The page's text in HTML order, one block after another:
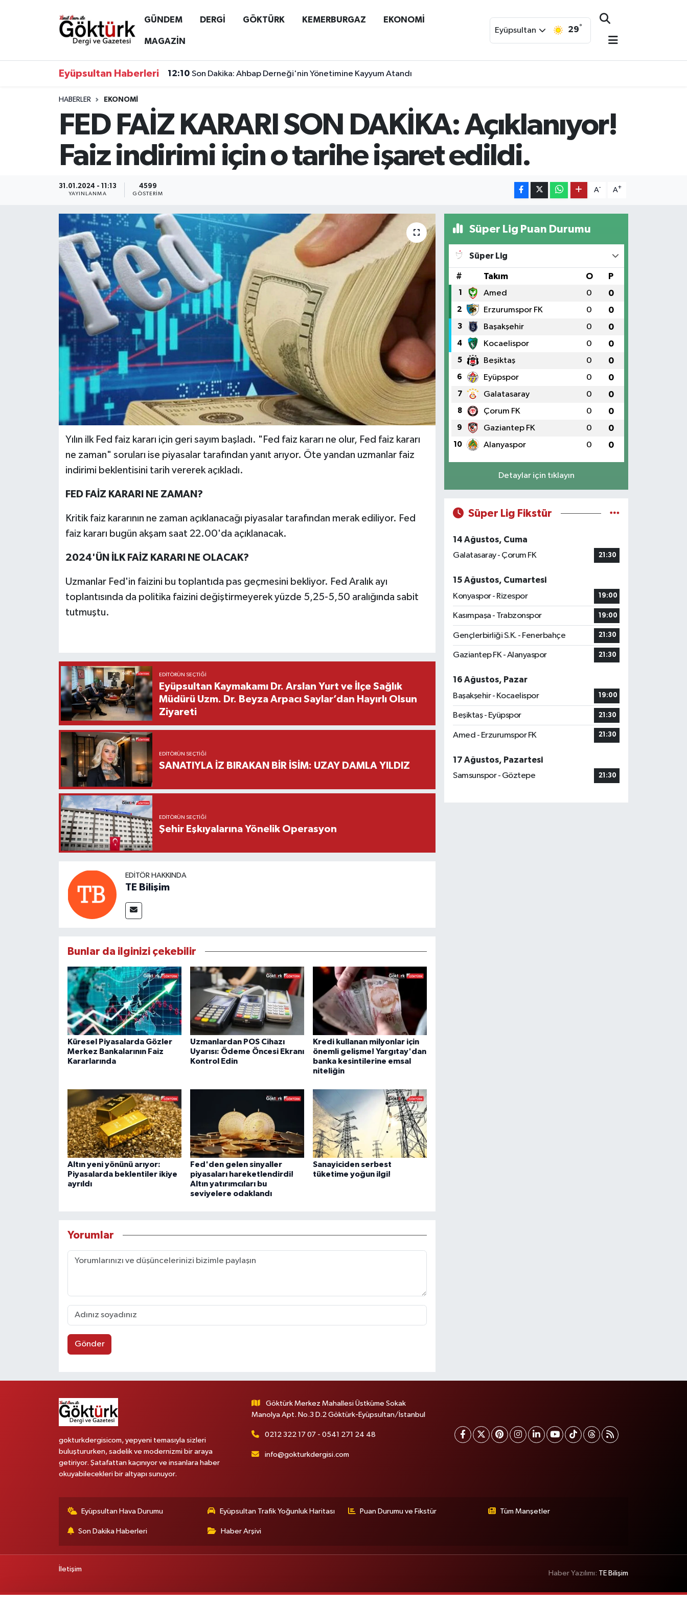
GÜNDEM DERGİ GÖKTÜRK KEMERBURGAZ EKONOMİ
MAGAZİN
Eyüpsultan 29°
Eyüpsultan Haberleri 12:10 Son Dakika: Ahbap Derneği'nin Yönetimine Kayyum Atandı
HABERLER EKONOMİ
FED FAİZ KARARI SON DAKİKA: Açıklanıyor!
Faiz indirimi için o tarihe işaret edildi.
31.01.2024 - 11:13
YAYINLANMA
4599
GÖSTERIM
A- A+
Yılın ilk Fed faiz kararı için geri sayım başladı. "Fed faiz kararı ne olur, Fed faiz kararı
ne zaman" soruları ise piyasalar tarafından yanıt arıyor. Öte yandan uzmanlar faiz
indirimi beklentisini tarih vererek açıkladı.
FED FAİZ KARARI NE ZAMAN?
Kritik faiz kararının ne zaman açıklanacağı piyasalar tarafından merak ediliyor. Fed
faiz kararı bugün akşam saat 22.00'da açıklanacak.
2024'ÜN İLK FAİZ KARARI NE OLACAK?
Uzmanlar Fed'in faizini bu toplantıda pas geçmesini bekliyor. Fed Aralık ayı
toplantısında da politika faizini değiştirmeyerek yüzde 5,25-5,50 aralığında sabit
tutmuştu.
EDITÖRÜN SEÇTIĞI
Eyüpsultan Kaymakamı Dr. Arslan Yurt ve İlçe Sağlık
Müdürü Uzm. Dr. Beyza Arpacı Saylar’dan Hayırlı Olsun
Ziyareti
EDITÖRÜN SEÇTIĞI
SANATIYLA İZ BIRAKAN BİR İSİM: UZAY DAMLA YILDIZ
EDITÖRÜN SEÇTIĞI
Şehir Eşkıyalarına Yönelik Operasyon
EDITÖR HAKKINDA
TE Bilişim
Bunlar da ilginizi çekebilir
Küresel Piyasalarda Gözler
Merkez Bankalarının Faiz
Kararlarında
Uzmanlardan POS Cihazı
Uyarısı: Ödeme Öncesi Ekranı
Kontrol Edin
Kredi kullanan milyonlar için
önemli gelişme! Yargıtay'dan
banka kesintilerine emsal
niteliğin
Altın yeni yönünü arıyor:
Piyasalarda beklentiler ikiye
ayrıldı
Fed'den gelen sinyaller
piyasaları hareketlendirdi!
Altın yatırımcıları bu
seviyelere odaklandı
Sanayiciden serbest
tüketime yoğun ilgi!
Yorumlar
Gönder
Süper Lig Puan Durumu
Süper Lig
# Takım O P
1 Amed 0 0
2 Erzurumspor FK 0 0
3 Başakşehir 0 0
4 Kocaelispor 0 0
5 Beşiktaş 0 0
6 Eyüpspor 0 0
7 Galatasaray 0 0
8 Çorum FK 0 0
9 Gaziantep FK 0 0
10 Alanyaspor 0 0
Detaylar için tıklayın
Süper Lig Fikstür
14 Ağustos, Cuma
Galatasaray - Çorum FK
21:30
15 Ağustos, Cumartesi
Konyaspor - Rizespor
19:00
Kasımpaşa - Trabzonspor 19:00
Gençlerbirliği S.K. - Fenerbahçe 21:30
Gaziantep FK - Alanyaspor 21:30
16 Ağustos, Pazar
Başakşehir - Kocaelispor
19:00
Beşiktaş - Eyüpspor 21:30
Amed - Erzurumspor FK 21:30
17 Ağustos, Pazartesi
Samsunspor - Göztepe
21:30
gokturkdergisicom, yepyeni temasıyla sizleri
buluştururken, sadelik ve modernizmi bir araya
getiriyor. Şatafattan kaçınıyor ve insanlara haber
okuyabilecekleri bir altyapı sunuyor.
Göktürk Merkez Mahallesi Üstküme Sokak
Manolya Apt. No.3 D.2 Göktürk-Eyüpsultan/İstanbul
0212 322 17 07 - 0541 271 24 48
info@gokturkdergisi.com
Eyüpsultan Hava Durumu Eyüpsultan Trafik Yoğunluk Haritası Puan Durumu ve Fikstür Tüm Manşetler
Son Dakika Haberleri Haber Arşivi
İletişim
Haber Yazılımı: TE Bilişim
Anne Çocuk
GÖKTÜRK
KEMERBURGAZ
KÜLTÜR - SANAT
MAGAZİN
ÖZEL HABER
Eyüpsultan Hava Durumu
Tüm Manşetler
Son Dakika Haberleri